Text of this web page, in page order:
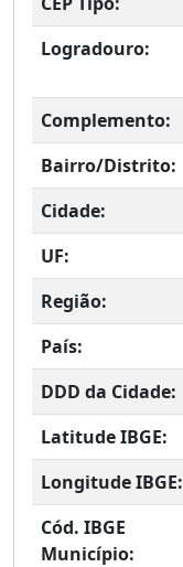
Logradouro:
Complemento:
Bairro/Distrito:
Cidade:
UF:
Região:
País:
DDD da Cidade:
Latitude IBGE:
Longitude IBGE:
Cód. IBGE
Município: